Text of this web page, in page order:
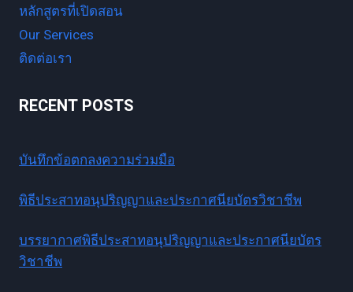
หลักสูตรที่เปิดสอน
Our Services
ติดต่อเรา
RECENT POSTS
บันทึกข้อตกลงความร่วมมือ
พิธีประสาทอนุปริญญาและประกาศนียบัตรวิชาชีพ
บรรยากาศพิธีประสาทอนุปริญญาและประกาศนียบัตร
วิชาชีพ